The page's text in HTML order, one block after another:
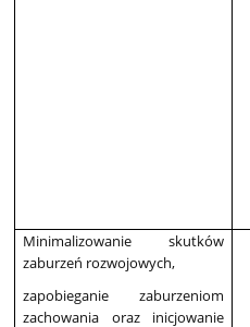
Minimalizowanie skutków
zaburzeń rozwojowych,
zapobieganie zaburzeniom
zachowania oraz inicjowanie